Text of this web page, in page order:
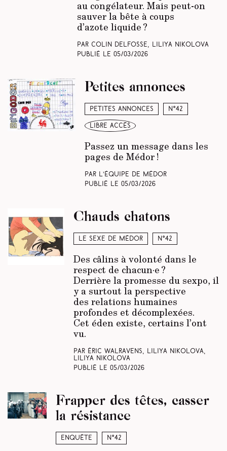
au congélateur. Mais peut-on
sauver la bête à coups
d’azote liquide ?
Par Colin Delfosse, Liliya Nikolova
Publié le 05/03/2026
Petites annonces N°42
libre accès
Petites annonces
Passez un message dans les
pages de Médor !
Par L’équipe de Médor
Publié le05/03/2026
Le sexe de Médor N°42
Chauds chatons
Des câlins à volonté dans le
respect de chacun·e ?
Derrière la promesse du sexpo, il
y a surtout la perspective
des relations humaines
profondes et décomplexées.
Cet éden existe, certains l’ont
vu.
Par Éric Walravens, Liliya Nikolova,
Liliya Nikolova
Publié le05/03/2026
Enquête N°42
Frapper des têtes, casser
la résistance